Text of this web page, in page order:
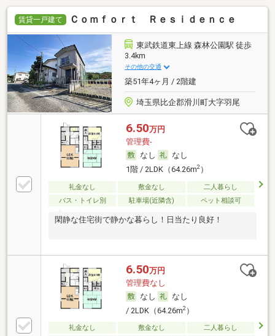
賃貸一戸建て Ｃｏｍｆｏｒｔ Ｒｅｓｉｄｅｎｃｅ
東武鉄道東上線 森林公園駅 徒歩
3.4km
その他の交通
築51年4ヶ月 / 2階建
埼玉県比企郡滑川町大字羽尾
6.50万円
管理費-
なし
なし
1階 / 2LDK（64.26m2）
礼金なし 敷金なし
二人暮らし
バス・トイレ別
駐車場(近隣含) ペット相談可
閑静な住宅街で静かな暮らし！日当たり良好！
6.50万円
管理費なし
なし
なし
/ 2LDK（64.26m2）
礼金なし 敷金なし
二人暮らし